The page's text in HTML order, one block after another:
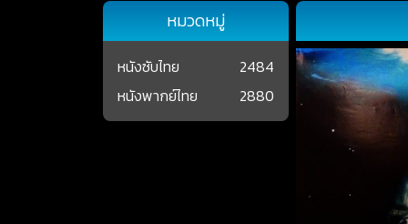
หมวดหมู่
หนังซับไทย
2484
หนังพากย์ไทย
2880